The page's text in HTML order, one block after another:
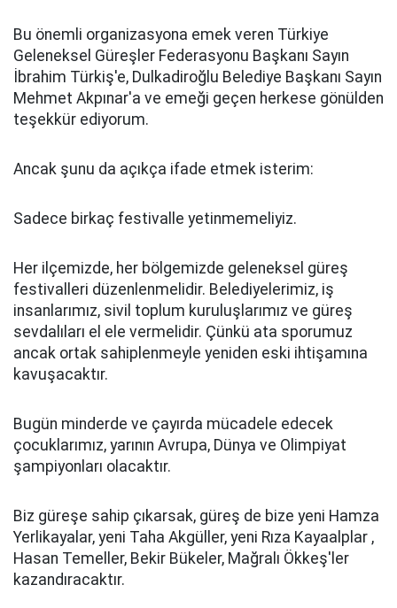
Bu önemli organizasyona emek veren Türkiye
Geleneksel Güreşler Federasyonu Başkanı Sayın
İbrahim Türkiş'e, Dulkadiroğlu Belediye Başkanı Sayın
Mehmet Akpınar'a ve emeği geçen herkese gönülden
teşekkür ediyorum.
Ancak şunu da açıkça ifade etmek isterim:
Sadece birkaç festivalle yetinmemeliyiz.
Her ilçemizde, her bölgemizde geleneksel güreş
festivalleri düzenlenmelidir. Belediyelerimiz, iş
insanlarımız, sivil toplum kuruluşlarımız ve güreş
sevdalıları el ele vermelidir. Çünkü ata sporumuz
ancak ortak sahiplenmeyle yeniden eski ihtişamına
kavuşacaktır.
Bugün minderde ve çayırda mücadele edecek
çocuklarımız, yarının Avrupa, Dünya ve Olimpiyat
şampiyonları olacaktır.
Biz güreşe sahip çıkarsak, güreş de bize yeni Hamza
Yerlikayalar, yeni Taha Akgüller, yeni Rıza Kayaalplar ,
Hasan Temeller, Bekir Bükeler, Mağralı Ökkeş'ler
kazandıracaktır.